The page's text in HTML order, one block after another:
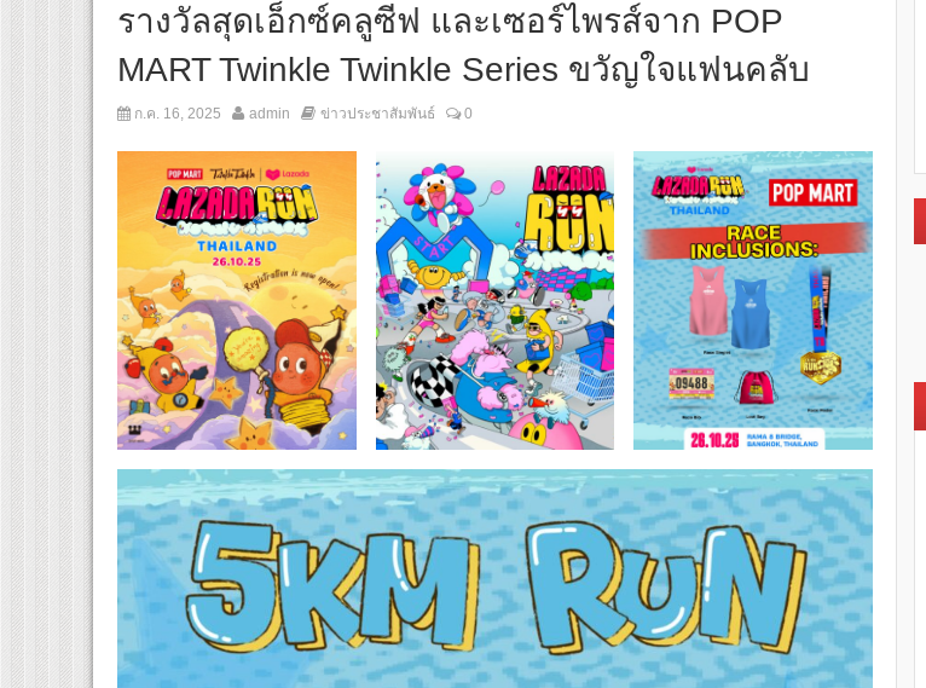
รางวัลสุดเอ็กซ์คลูซีฟ และเซอร์ไพรส์จาก POP
MART Twinkle Twinkle Series ขวัญใจแฟนคลับ
ก.ค. 16, 2025 admin ข่าวประชาสัมพันธ์ 0